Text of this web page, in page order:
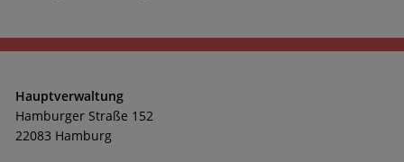
Hauptverwaltung
Hamburger Straße 152
22083 Hamburg